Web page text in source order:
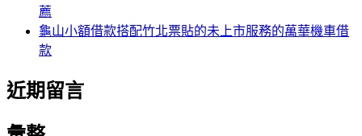
薦
龜山小額借款搭配竹北票貼的未上市服務的萬華機車借
款
近期留言